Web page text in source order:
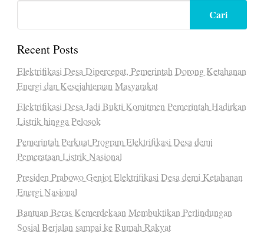
Cari
Recent Posts
Elektrifikasi Desa Dipercepat, Pemerintah Dorong Ketahanan
Energi dan Kesejahteraan Masyarakat
Elektrifikasi Desa Jadi Bukti Komitmen Pemerintah Hadirkan
Listrik hingga Pelosok
Pemerintah Perkuat Program Elektrifikasi Desa demi
Pemerataan Listrik Nasional
Presiden Prabowo Genjot Elektrifikasi Desa demi Ketahanan
Energi Nasional
Bantuan Beras Kemerdekaan Membuktikan Perlindungan
Sosial Berjalan sampai ke Rumah Rakyat